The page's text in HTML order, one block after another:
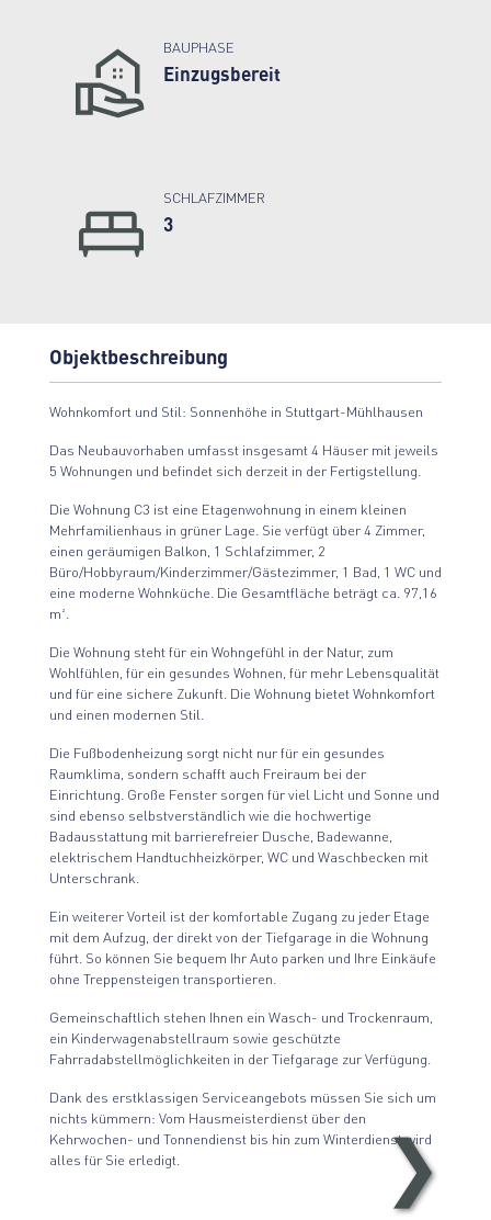
BAUPHASE
Einzugsbereit
SCHLAFZIMMER
3
Objektbeschreibung
Wohnkomfort und Stil: Sonnenhöhe in Stuttgart-Mühlhausen
Das Neubauvorhaben umfasst insgesamt 4 Häuser mit jeweils
5 Wohnungen und befindet sich derzeit in der Fertigstellung.
Die Wohnung C3 ist eine Etagenwohnung in einem kleinen
Mehrfamilienhaus in grüner Lage. Sie verfügt über 4 Zimmer,
einen geräumigen Balkon, 1 Schlafzimmer, 2
Büro/Hobbyraum/Kinderzimmer/Gästezimmer, 1 Bad, 1 WC und
eine moderne Wohnküche. Die Gesamtfläche beträgt ca. 97,16
m².
Die Wohnung steht für ein Wohngefühl in der Natur, zum
Wohlfühlen, für ein gesundes Wohnen, für mehr Lebensqualität
und für eine sichere Zukunft. Die Wohnung bietet Wohnkomfort
und einen modernen Stil.
Die Fußbodenheizung sorgt nicht nur für ein gesundes
Raumklima, sondern schafft auch Freiraum bei der
Einrichtung. Große Fenster sorgen für viel Licht und Sonne und
sind ebenso selbstverständlich wie die hochwertige
Badausstattung mit barrierefreier Dusche, Badewanne,
elektrischem Handtuchheizkörper, WC und Waschbecken mit
Unterschrank.
Ein weiterer Vorteil ist der komfortable Zugang zu jeder Etage
mit dem Aufzug, der direkt von der Tiefgarage in die Wohnung
führt. So können Sie bequem Ihr Auto parken und Ihre Einkäufe
ohne Treppensteigen transportieren.
Gemeinschaftlich stehen Ihnen ein Wasch- und Trockenraum,
ein Kinderwagenabstellraum sowie geschützte
Fahrradabstellmöglichkeiten in der Tiefgarage zur Verfügung.
Dank des erstklassigen Serviceangebots müssen Sie sich um
nichts kümmern: Vom Hausmeisterdienst über den
Kehrwochen- und Tonnendienst bis hin zum Winterdienst wird
alles für Sie erledigt.
Sonnenhöhe – Visualisierung ❯